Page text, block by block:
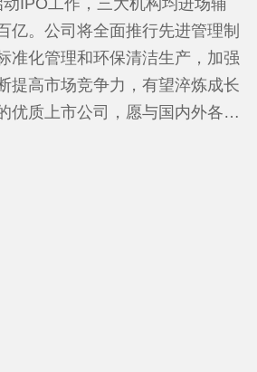
氟酸生产线，达到了UPSSS标
处于领先地位。项目建成投产后
将达到12亿元，年上缴税收1亿
，年销售收入将达到30亿元，年
专利。参与《化工设备安全管理
铵溶液》两项国家标准的制定，
亿。 公司将全面推行先进管理制
准化管理和环保清洁生产，加强
提高市场竞争力，有望淬炼成长
优质上市公司，愿与国内外各界